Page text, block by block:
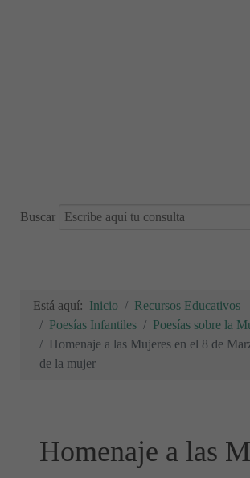
Buscar
Está aquí: Inicio
Recursos Educativos
Poesías Infantiles
Poesías sobre la
Homenaje a las Mujeres en el 8 de
de la mujer
Homenaje a las